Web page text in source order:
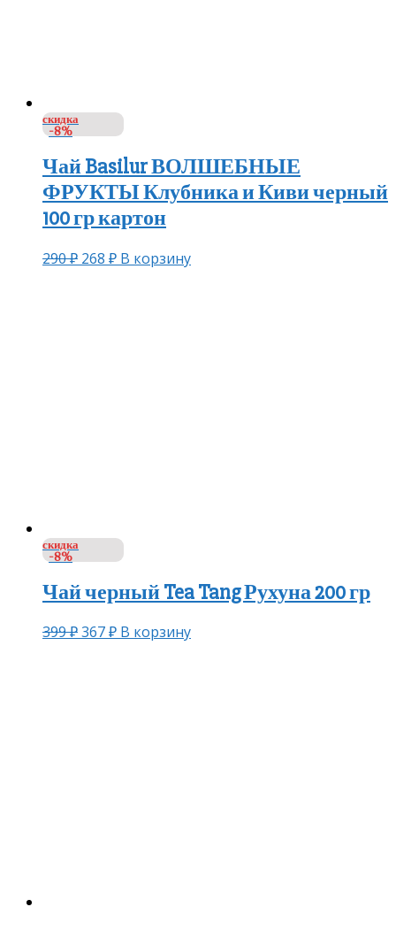
скидка
-8%
Чай Basilur ВОЛШЕБНЫЕ
ФРУКТЫ Клубника и Киви черный
100 гр картон
290₽ 268 ₽ В корзину
скидка
-8%
Чай черный Tea Tang Рухуна 200 гр
399₽367₽ В корзину